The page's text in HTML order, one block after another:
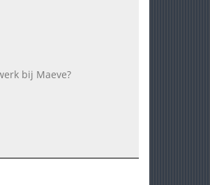
bij Maeve?